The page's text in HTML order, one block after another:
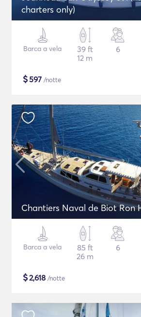
charters only)
Barca a vela
39 ft
12 m
6
$597 /notte
Chantiers Naval de Biot Ron
Barca a vela
85 ft
26 m
6
$2,618 /notte